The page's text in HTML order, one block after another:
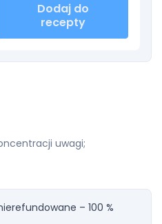
Dodaj do
recepty
uwagi;
– 100 %